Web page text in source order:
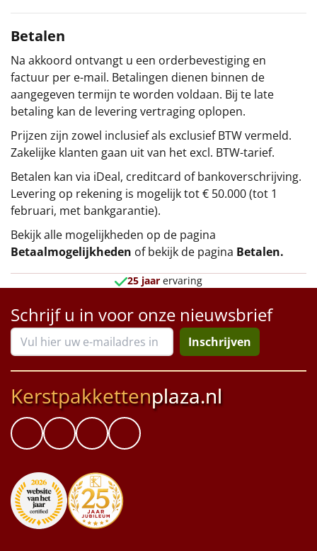
Betalen
Na akkoord ontvangt u een orderbevestiging en
factuur per e-mail. Betalingen dienen binnen de
aangegeven termijn te worden voldaan. Bij te late
betaling kan de levering vertraging oplopen.
Prijzen zijn zowel inclusief als exclusief BTW vermeld.
Zakelijke klanten gaan uit van het excl. BTW-tarief.
Betalen kan via iDeal, creditcard of bankoverschrijving.
Levering op rekening is mogelijk tot € 50.000 (tot 1
februari, met bankgarantie).
Bekijk alle mogelijkheden op de pagina
Betaalmogelijkheden of bekijk de pagina Betalen.
25 jaar ervaring
Schrijf u in voor onze nieuwsbrief
Inschrijven
Kerstpakkettenplaza.nl